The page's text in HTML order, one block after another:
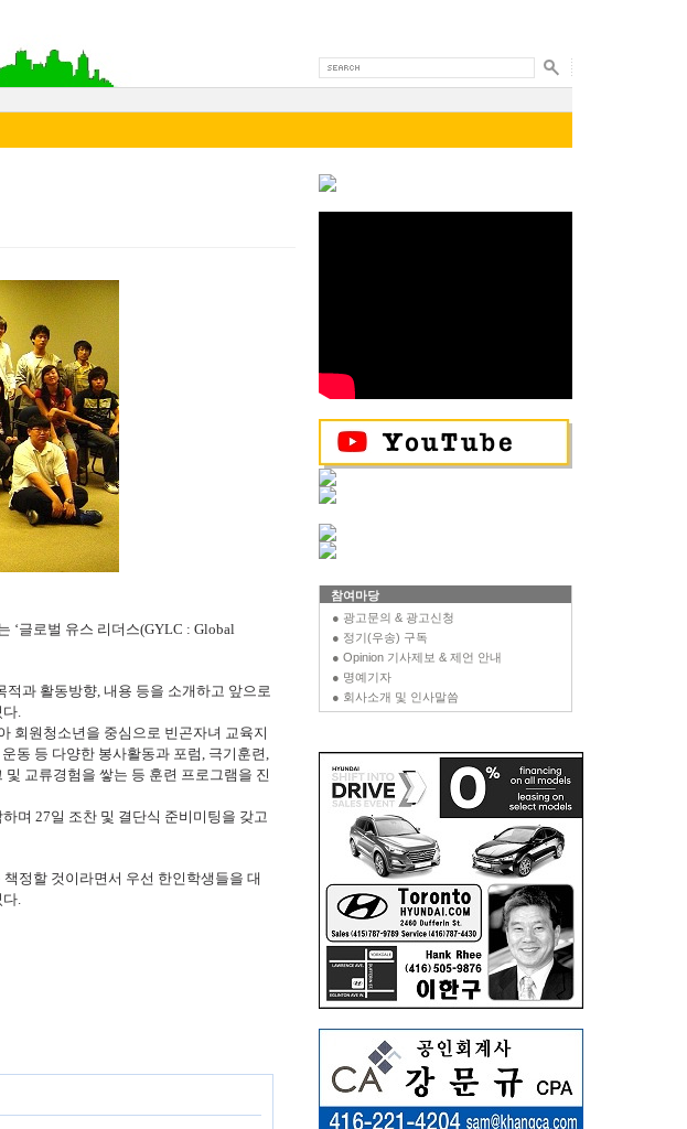
‘글로벌 유스 리더스(GYLC : Global
과 활동방향, 내용 등을 소개하고 앞으로
다.
회원청소년을 중심으로 빈곤자녀 교육지
동 등 다양한 봉사활동과 포럼, 극기훈련,
교류경험을 쌓는 등 훈련 프로그램을 진
며 27일 조찬 및 결단식 준비미팅을 갖고
정할 것이라면서 우선 한인학생들을 대
다.
참여마당
● 광고문의 & 광고신청
● 정기(우송) 구독
● Opinion 기사제보 & 제언 안내
● 명예기자
● 회사소개 및 인사말씀